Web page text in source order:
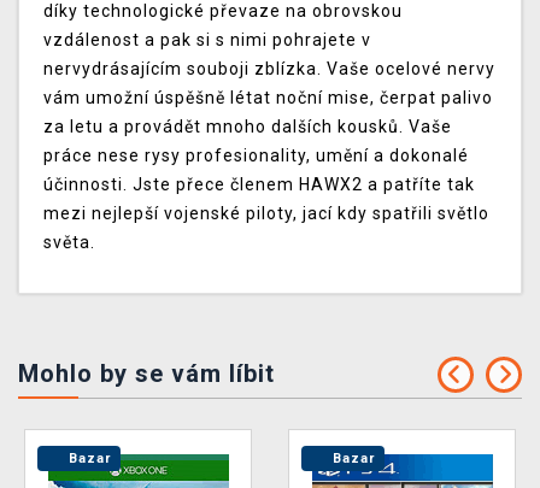
díky technologické převaze na obrovskou
vzdálenost a pak si s nimi pohrajete v
nervydrásajícím souboji zblízka. Vaše ocelové nervy
vám umožní úspěšně létat noční mise, čerpat palivo
za letu a provádět mnoho dalších kousků. Vaše
práce nese rysy profesionality, umění a dokonalé
účinnosti. Jste přece členem HAWX2 a patříte tak
mezi nejlepší vojenské piloty, jací kdy spatřili světlo
světa.
Mohlo by se vám líbit
Bazar Bazar